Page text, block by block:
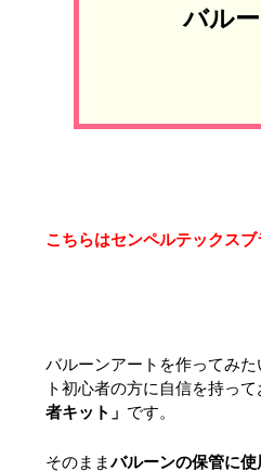
バル
こちらはセンペルテックス
バルーンアートを作ってみ
ト初心者の方に自信を持って
者キット」 です。
そのままバルーンの保管に